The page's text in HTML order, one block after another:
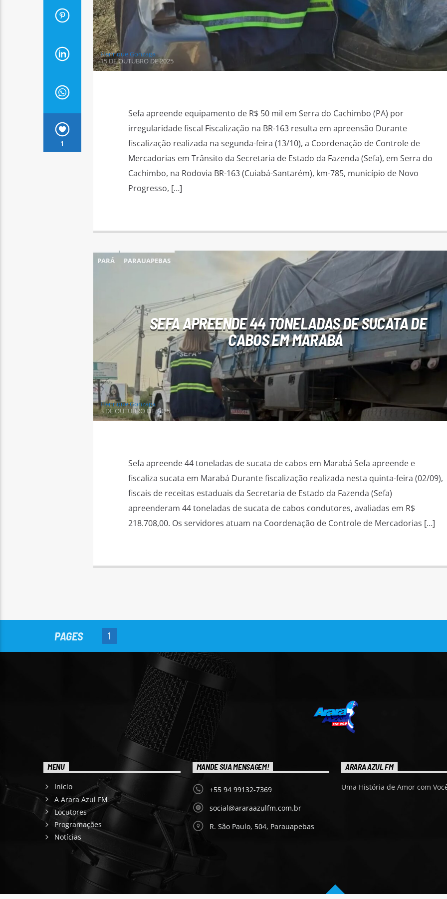
1
Henrique Gonzaga
15 DE OUTUBRO DE 2025
Sefa apreende equipamento de R$ 50 mil em Serra do Cachimbo (PA) por
irregularidade fiscal Fiscalização na BR-163 resulta em apreensão Durante
fiscalização realizada na segunda-feira (13/10), a Coordenação de Controle de
Mercadorias em Trânsito da Secretaria de Estado da Fazenda (Sefa), em Serra do
Cachimbo, na Rodovia BR-163 (Cuiabá-Santarém), km-785, município de Novo
Progresso, […]
PARÁ PARAUAPEBAS
SEFA APREENDE 44 TONELADAS DE SUCATA DE
CABOS EM MARABÁ
Henrique Gonzaga
3 DE OUTUBRO DE 2025
Sefa apreende 44 toneladas de sucata de cabos em Marabá Sefa apreende e
fiscaliza sucata em Marabá Durante fiscalização realizada nesta quinta-feira (02/09),
fiscais de receitas estaduais da Secretaria de Estado da Fazenda (Sefa)
apreenderam 44 toneladas de sucata de cabos condutores, avaliadas em R$
218.708,00. Os servidores atuam na Coordenação de Controle de Mercadorias […]
PAGES 1
MENU
Início
A Arara Azul FM
Locutores
Programações
Notícias
MANDE SUA MENSAGEM!
+55 94 99132-7369
social@araraazulfm.com.br
R. São Paulo, 504, Parauapebas
ARARA AZUL FM
Uma História de Amor com